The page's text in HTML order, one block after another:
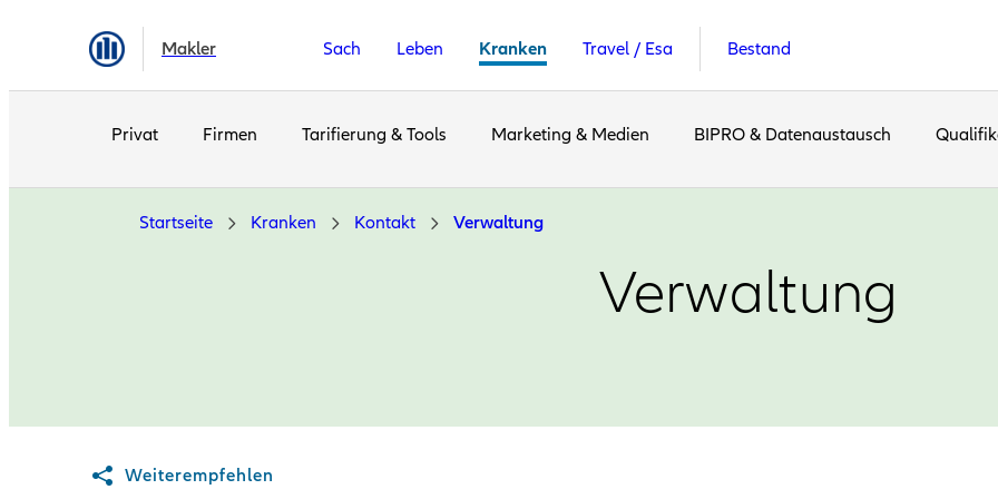
Makler Sach Leben Kranken
Privat Firmen Tarifierung & Tools Marketing & Medien BIPRO & Datenaustausch
Travel / Esa Bestand
Startseite Kranken Kontakt Verwaltung
Verwaltung
Weiterempfehlen